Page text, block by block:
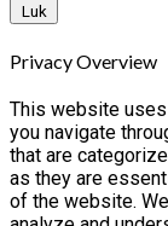
Luk
Privacy Overview
This website
you navigate
that are
as they are
of the website.